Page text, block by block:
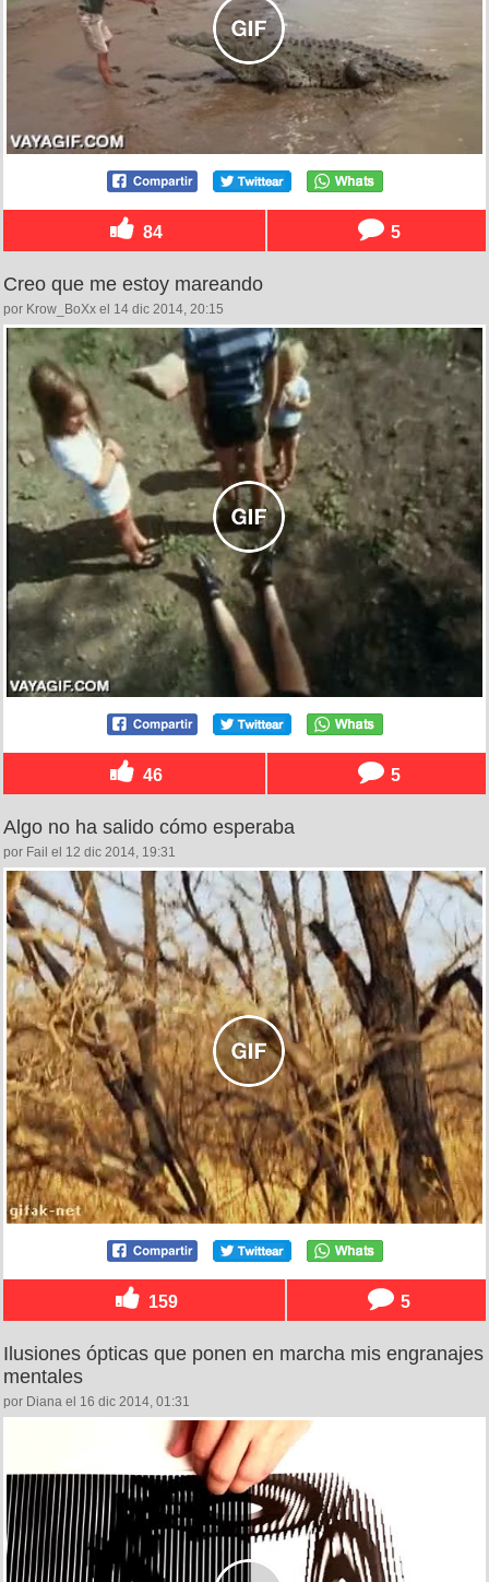
84 5
Creo que me estoy mareando
por Krow_BoXx el 14 dic 2014, 20:15
46 5
Algo no ha salido cómo esperaba
por Fail el 12 dic 2014, 19:31
159 5
Ilusiones ópticas que ponen en marcha mis engranajes
mentales
por Diana el 16 dic 2014, 01:31